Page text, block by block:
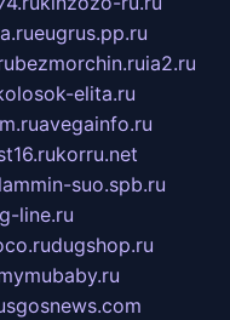
eugrus.pp.ru
bezmorchin.ruia2.ru
elita.ru
avegainfo.ru
korru.net
lammin-suo.spb.ru
line.ru
dugshop.ru